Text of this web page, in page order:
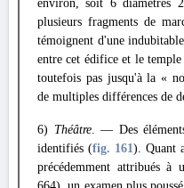
environ, soit 6 diamètres
plusieurs fragments de
témoignent d'une
entre cet édifice et le
toutefois pas jusqu'à la «
de multiples différences de
6) Théâtre. — Des
identifiés (fig. 161). Quant
précédemment attribués à